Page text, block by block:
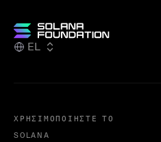
EL
ΧΡΗΣΙΜΟΠΟΙΉΣΤΕ ΤΟ
SOLANA